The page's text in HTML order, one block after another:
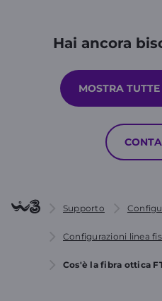
Hai ancora
MOSTRA
Supporto
Configurazioni linea
Cos'è la fibra ottica